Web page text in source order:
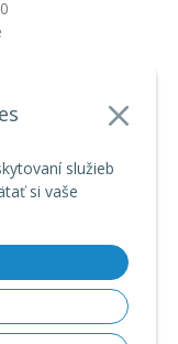
služieb
si vaše